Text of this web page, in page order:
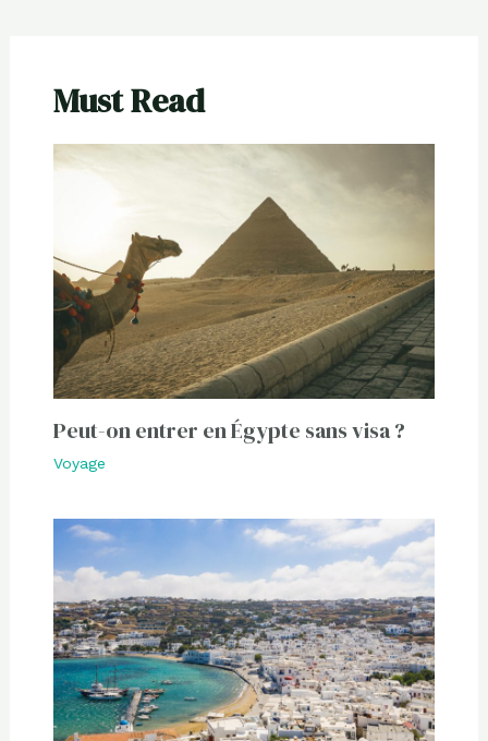
Must Read
Peut-on entrer en Égypte sans visa ?
Voyage